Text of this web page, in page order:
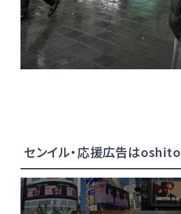
センイル・応援広告はoshito